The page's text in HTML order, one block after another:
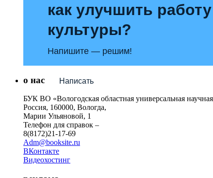
как улучшить
культуры?
Напишите — решим!
Написать
о нас
БУК ВО «Вологодская областная универсальная
Россия, 160000, Вологда,
Марии Ульяновой, 1
Телефон для справок –
8(8172)21-17-69
Adm@booksite.ru
ВКонтакте
Видеохостинг